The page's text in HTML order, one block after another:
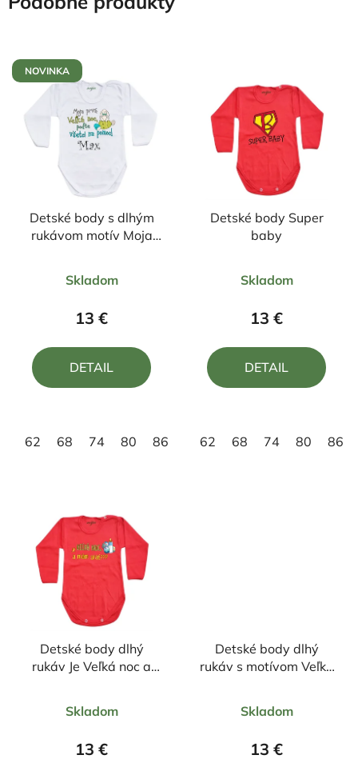
NOVINKA
Detské body s dlhým
rukávom motív Moja
hodnotenie
produktu
z
Skladom
13 €
DETAIL
62 68 74 80 86
Detské body Super
baby
hodnotenie
produktu
z
Skladom
13 €
DETAIL
62 68 74 80 86
Detské body dlhý
rukáv Je Veľká noc a
hodnotenie
produktu
Skladom
13 €
Detské body dlhý
rukáv s motívom Veľká
hodnotenie
produktu
Skladom
13 €